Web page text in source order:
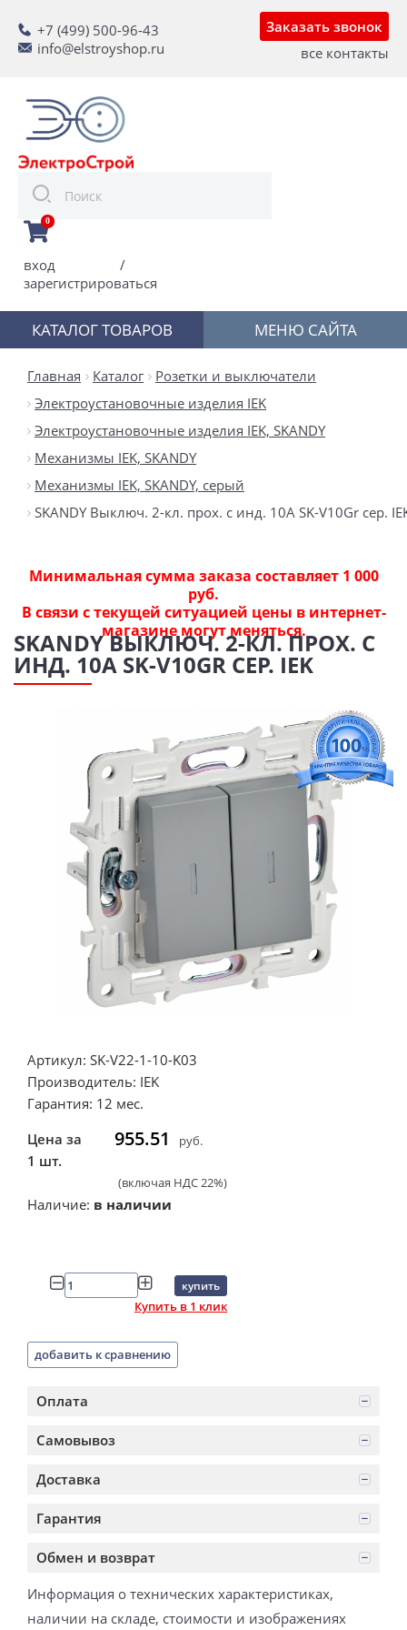
+7 (499) 500-96-43
info@elstroyshop.ru
Заказать звонок
все контакты
0
вход
/
зарегистрироваться
КАТАЛОГ ТОВАРОВ МЕНЮ САЙТА
Главная Каталог
Розетки и выключатели
Электроустановочные изделия IEK
Электроустановочные изделия IEK, SKANDY
Механизмы IEK, SKANDY
Механизмы IEK, SKANDY, серый
SKANDY Выключ. 2-кл. прох. с инд. 10А SK-V10Gr сер.
Минимальная сумма заказа составляет 1 000
руб.
В связи с текущей ситуацией цены в интернет-
магазине могут меняться.
SKANDY ВЫКЛЮЧ. 2-КЛ. ПРОХ. С
ИНД. 10А SK-V10GR СЕР. IEK
Артикул: SK-V22-1-10-K03
Производитель: IEK
Гарантия: 12 мес.
Цена за
1 шт.
955.51 руб.
(включая НДС 22%)
Наличие: в наличии
купить
Купить в 1 клик
добавить к сравнению
Оплата
Самовывоз
Доставка
Гарантия
Обмен и возврат
Информация о технических характеристиках,
наличии на складе, стоимости и изображениях